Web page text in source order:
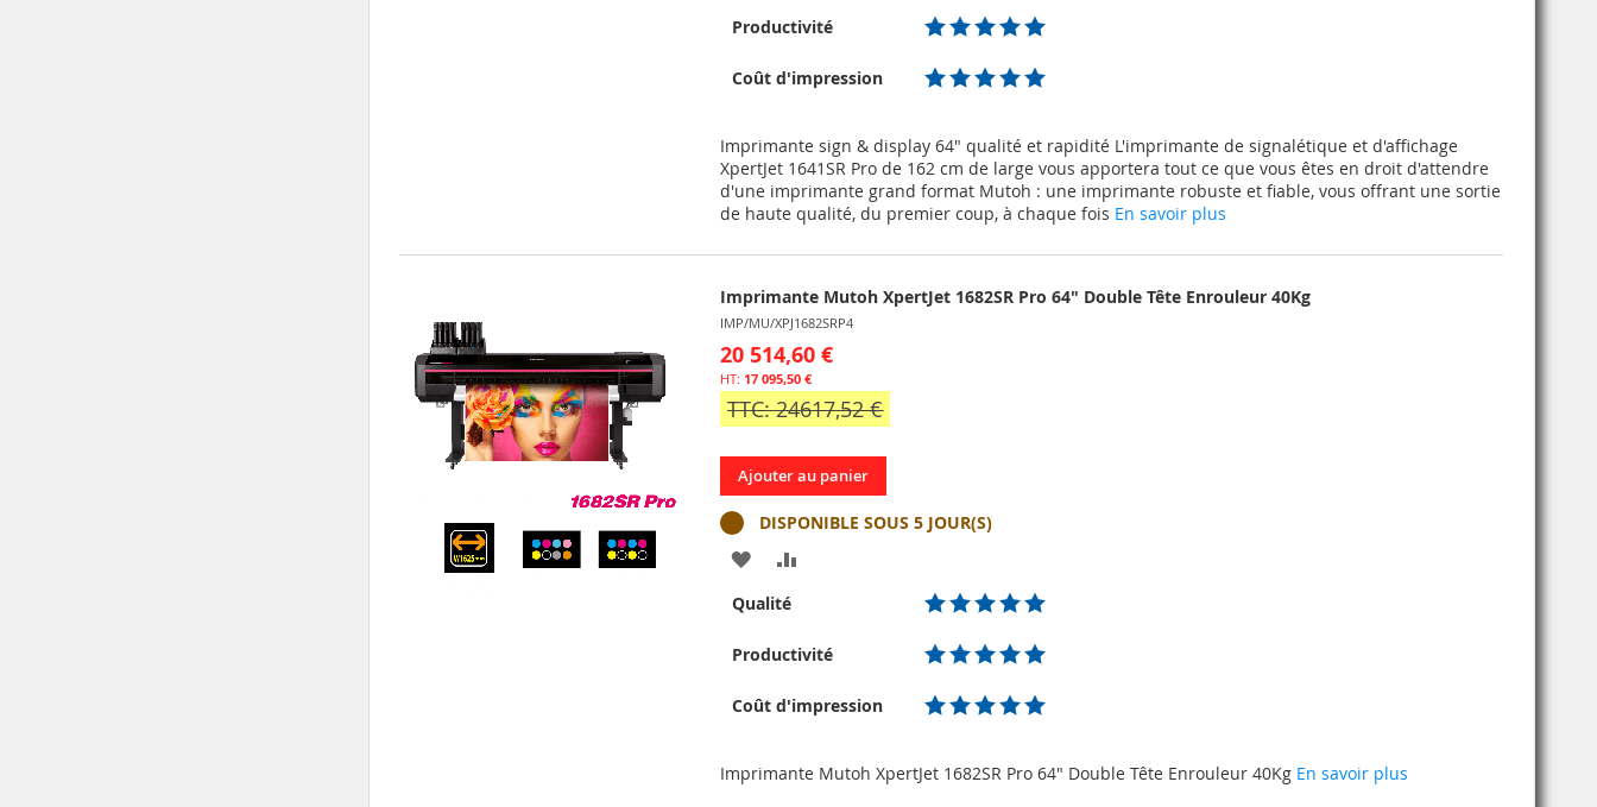
D’ENVIE
Productivité
Coût d'impression
Imprimante sign & display 64" qualité et rapidité L'imprimante de signalétique et d'affichage
XpertJet 1641SR Pro de 162 cm de large vous apportera tout ce que vous êtes en droit d'attendre
d'une imprimante grand format Mutoh : une imprimante robuste et fiable, vous offrant une sortie
de haute qualité, du premier coup, à chaque fois En savoir plus
Imprimante Mutoh XpertJet 1682SR Pro 64" Double Tête Enrouleur 40Kg
IMP/MU/XPJ1682SRP4
20 514,60 €
17 095,50 €
TTC: 24617,52 €
Ajouter au panier
DISPONIBLE SOUS 5 JOUR(S)
AJOUTER
À
D’ENVIE
Qualité
Productivité
Coût d'impression
Imprimante Mutoh XpertJet 1682SR Pro 64" Double Tête Enrouleur 40Kg En savoir plus